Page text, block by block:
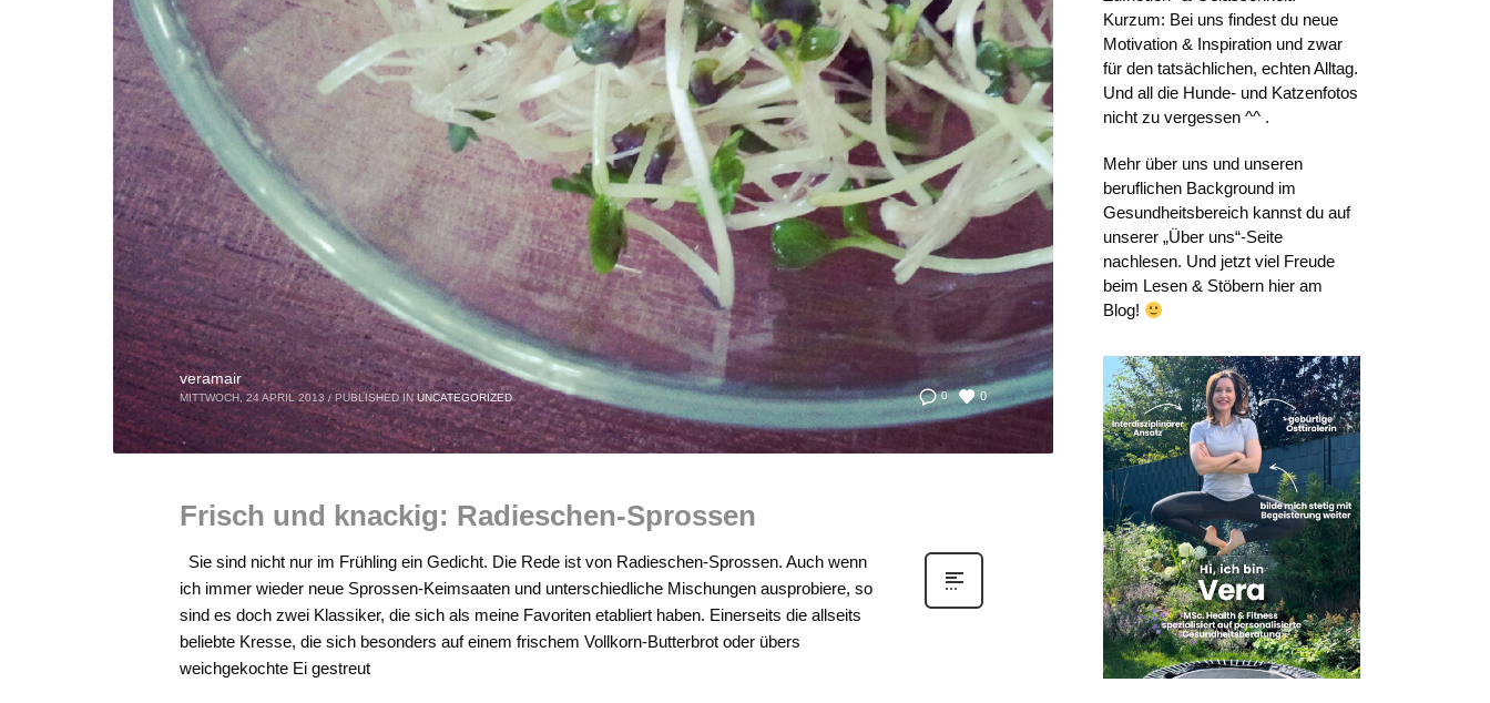
0 0
veramair
MITTWOCH, 24 APRIL 2013 / PUBLISHED IN UNCATEGORIZED
Frisch und knackig: Radieschen-Sprossen
Sie sind nicht nur im Frühling ein Gedicht. Die Rede ist von Radieschen-Sprossen. Auch wenn
ich immer wieder neue Sprossen-Keimsaaten und unterschiedliche Mischungen ausprobiere, so
sind es doch zwei Klassiker, die sich als meine Favoriten etabliert haben. Einerseits die allseits
beliebte Kresse, die sich besonders auf einem frischem Vollkorn-Butterbrot oder übers
weichgekochte Ei gestreut
Kurzum: Bei uns findest du neue
Motivation & Inspiration und zwar
für den tatsächlichen, echten Alltag.
Und all die Hunde- und Katzenfotos
nicht zu vergessen ^^ .
Mehr über uns und unseren
beruflichen Background im
Gesundheitsbereich kannst du auf
unserer „Über uns“-Seite
nachlesen. Und jetzt viel Freude
beim Lesen & Stöbern hier am
Blog!